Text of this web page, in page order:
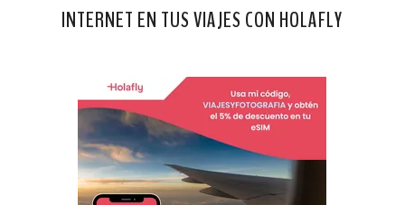
INTERNET EN TUS VIAJES CON HOLAFLY